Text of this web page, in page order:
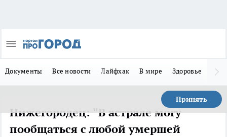
Документы Все новости Лайфхак В мире Здоровье
Принять
Нижегородец: "В астрале могу
пообщаться с любой умершей